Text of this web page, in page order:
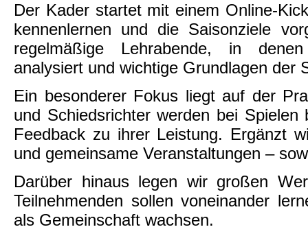
Der Kader startet mit einem Online-
kennenlernen und die Saisonziele
regelmäßige Lehrabende, in
analysiert und wichtige Grundlagen der
Ein besonderer Fokus liegt auf der
und Schiedsrichter werden bei
Feedback zu ihrer Leistung. Ergänzt
und gemeinsame Veranstaltungen –
Darüber hinaus legen wir großen
Teilnehmenden sollen voneinander
als Gemeinschaft wachsen.